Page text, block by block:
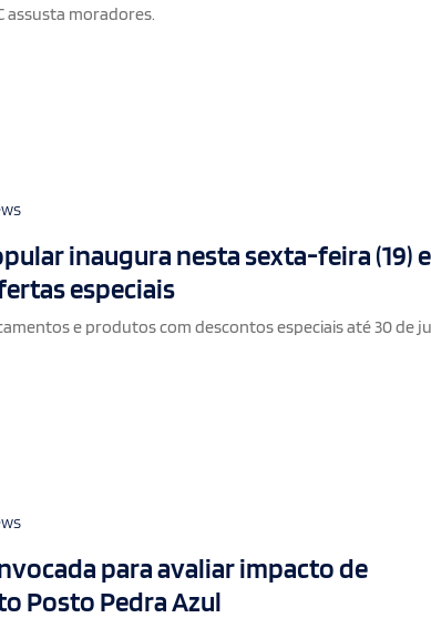
assusta moradores.
inaugura nesta sexta-feira (19)
especiais
e produtos com descontos especiais até 30 de
para avaliar impacto de
Posto Pedra Azul